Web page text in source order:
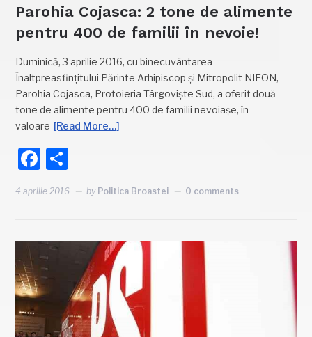
Parohia Cojasca: 2 tone de alimente
pentru 400 de familii în nevoie!
Duminică, 3 aprilie 2016, cu binecuvântarea
Înaltpreasfințitului Părinte Arhipiscop și Mitropolit NIFON,
Parohia Cojasca, Protoieria Târgoviște Sud, a oferit două
tone de alimente pentru 400 de familii nevoiașe, în
valoare [Read More…]
Facebook
4 aprilie 2016 by Politica Broastei 0 comments